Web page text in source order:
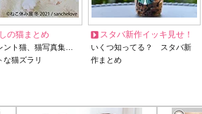
の猫まとめ
ント猫、猫写真集…
な猫ズラリ
スタバ新作イッキ見せ！
いくつ知ってる？ スタバ新
作まとめ